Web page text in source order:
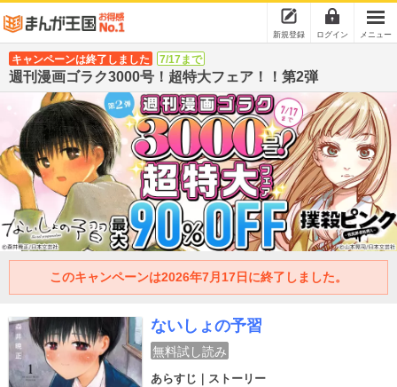
新規登録 ログイン メニュー
キャンペーンは終了しました 7/17まで
週刊漫画ゴラク3000号！超特大フェア！！第2弾
このキャンペーンは2026年7月17日に終了しました。
ないしょの予習
無料試し読み
あらすじ｜ストーリー